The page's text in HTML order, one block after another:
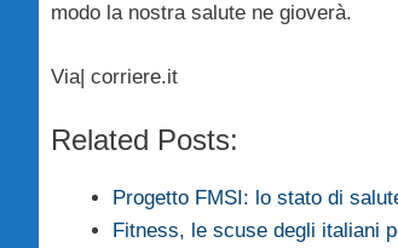
modo la nostra salute ne gioverà.
Via| corriere.it
Related Posts:
Progetto FMSI: lo stato di
Fitness, le scuse degli italiani